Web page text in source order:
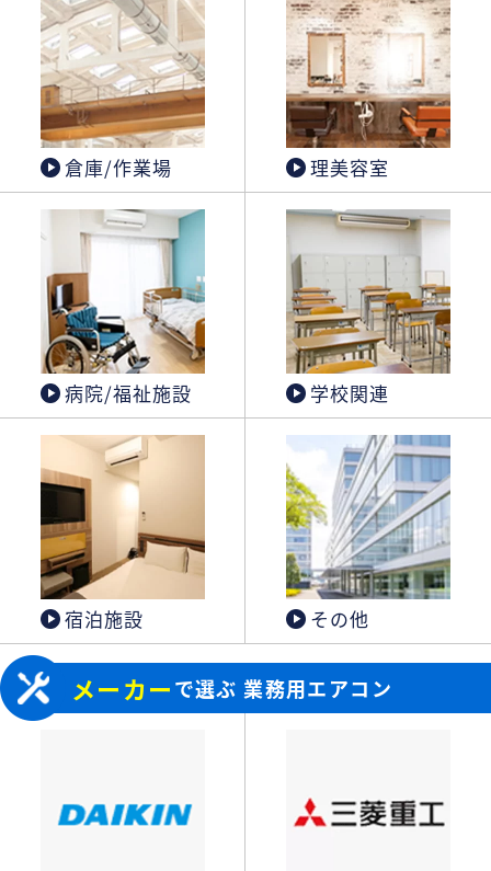
倉庫/作業場 理美容室
病院/福祉施設 学校関連
宿泊施設 その他
メーカーで選ぶ 業務用エアコン